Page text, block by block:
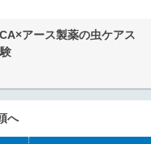
アース製薬の虫ケアス
へ